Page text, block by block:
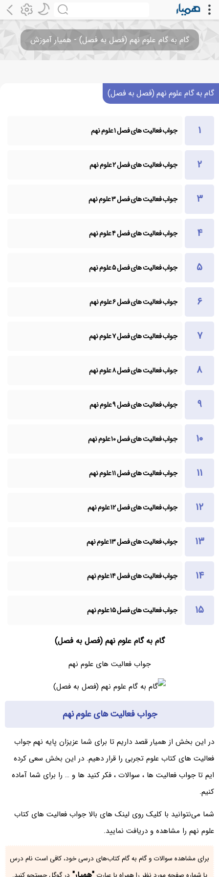
گام به گام علوم نهم (فصل به فصل) - همیار آموزش
گام به گام علوم نهم (فصل به فصل)
جواب فعالیت های فصل ۱ علوم نهم
جواب فعالیت های فصل ۲ علوم نهم
جواب فعالیت های فصل ۳ علوم نهم
جواب فعالیت های فصل ۴ علوم نهم
جواب فعالیت های فصل ۵ علوم نهم
جواب فعالیت های فصل ۶ علوم نهم
جواب فعالیت های فصل ۷ علوم نهم
جواب فعالیت های فصل ۸ علوم نهم
جواب فعالیت های فصل ۹ علوم نهم
جواب فعالیت های فصل ۱۰ علوم نهم
جواب فعالیت های فصل ۱۱ علوم نهم
جواب فعالیت های فصل ۱۲ علوم نهم
جواب فعالیت های فصل ۱۳ علوم نهم
جواب فعالیت های فصل ۱۴ علوم نهم
جواب فعالیت های فصل ۱۵ علوم نهم
گام به گام علوم نهم (فصل به فصل)
جواب فعالیت های علوم نهم
جواب فعالیت های علوم نهم
در این بخش از همیار قصد داریم تا برای شما عزیزان پایه نهم جواب
فعالیت های کتاب علوم تجربی را قرار دهیم. در این بخش سعی کرده
ایم تا جواب فعالیت ها ، سوالات ، فکر کنید ها و … را برای شما آماده
کنیم.
شما می‌نتوانید با کلیک روی لینک های بالا جواب فعالیت های کتاب
علوم نهم را مشاهده و دریافت نمایید.
برای مشاهده سوالات و گام به گام کتاب‌های درسی خود، کافی است نام درس